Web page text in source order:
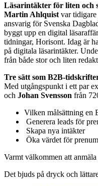
Läsarintäkter för liten och
Martin Ahlquist var
ansvarig för Svenska
byggt upp en digital
tidningar, Horisont. Idag är
på digitala läsarintäkter.
från både stor och liten
Tre sätt som B2B-
Med utgångspunkt i ett par
och Johan Svensson från
Vilken målsättning en
Generera leads för
Skapa nya intäkter
Öka värdet för
Varmt välkommen att
Det bjuds på dryck och